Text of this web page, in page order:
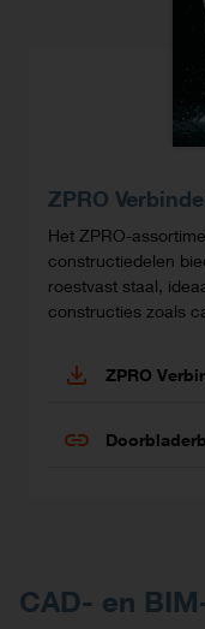
ZPRO
Het ZPRO-
constructiedelen
roestvast staal,
constructies zoals
ZPRO
CAD- en